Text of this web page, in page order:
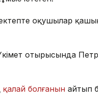
оқушылар
отырысында
қалай болғанын айтып